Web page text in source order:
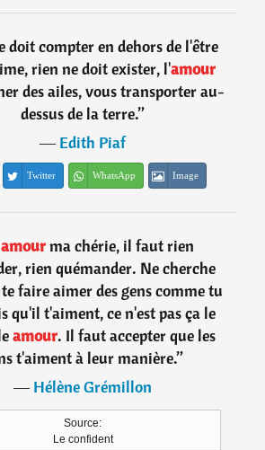
doit compter en dehors de l'être
rien ne doit exister, l'amour
des ailes, vous transporter au-
dessus de la terre.”
―Edith Piaf
Twitter WhatsApp Image
amourma chérie, il faut rien
rien quémander. Ne cherche
faire aimer des gens comme tu
qu'il t'aiment, ce n'est pas ça le
amour. Il faut accepter que les
t'aiment à leur manière.”
―Hélène Grémillon
Source:
Le confident